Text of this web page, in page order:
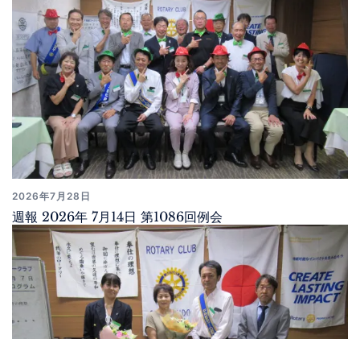
2026年7月28日
週報 2026年 7月14日 第1086回例会